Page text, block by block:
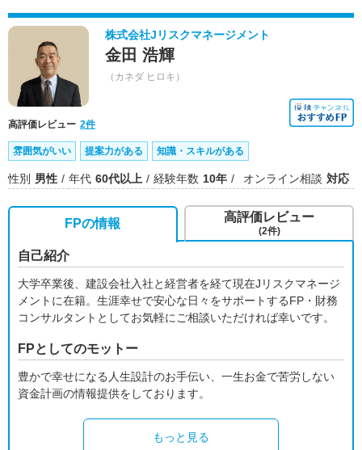
株式会社Jリスクマネージメント
金田 浩輝
（カネダ ヒロキ）
高評価レビュー 2件
雰囲気がいい 提案力がある 知識・スキルがある
性別 男性 年代 60代以上 経験年数 10年 オンライン相談 対応
FPの情報
自己紹介
大学卒業後、建設会社入社と経営者を経て現在Jリスクマネージ
メントに在籍。生涯幸せで安心な日々をサポートするFP・財務
コンサルタントとしてお気軽にご相談いただければ幸いです。
FPとしてのモットー
豊かで幸せになる人生設計のお手伝い、一生お金で苦労しない
資金計画の情報提供をしております。
もっと見る
高評価レビュー
(2件)